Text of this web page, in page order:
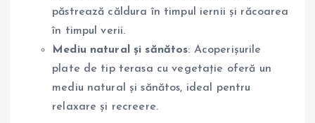
păstrează căldura în timpul iernii și răcoarea
în timpul verii.
Mediu natural și sănătos: Acoperișurile
plate de tip terasa cu vegetație oferă un
mediu natural și sănătos, ideal pentru
relaxare și recreere.